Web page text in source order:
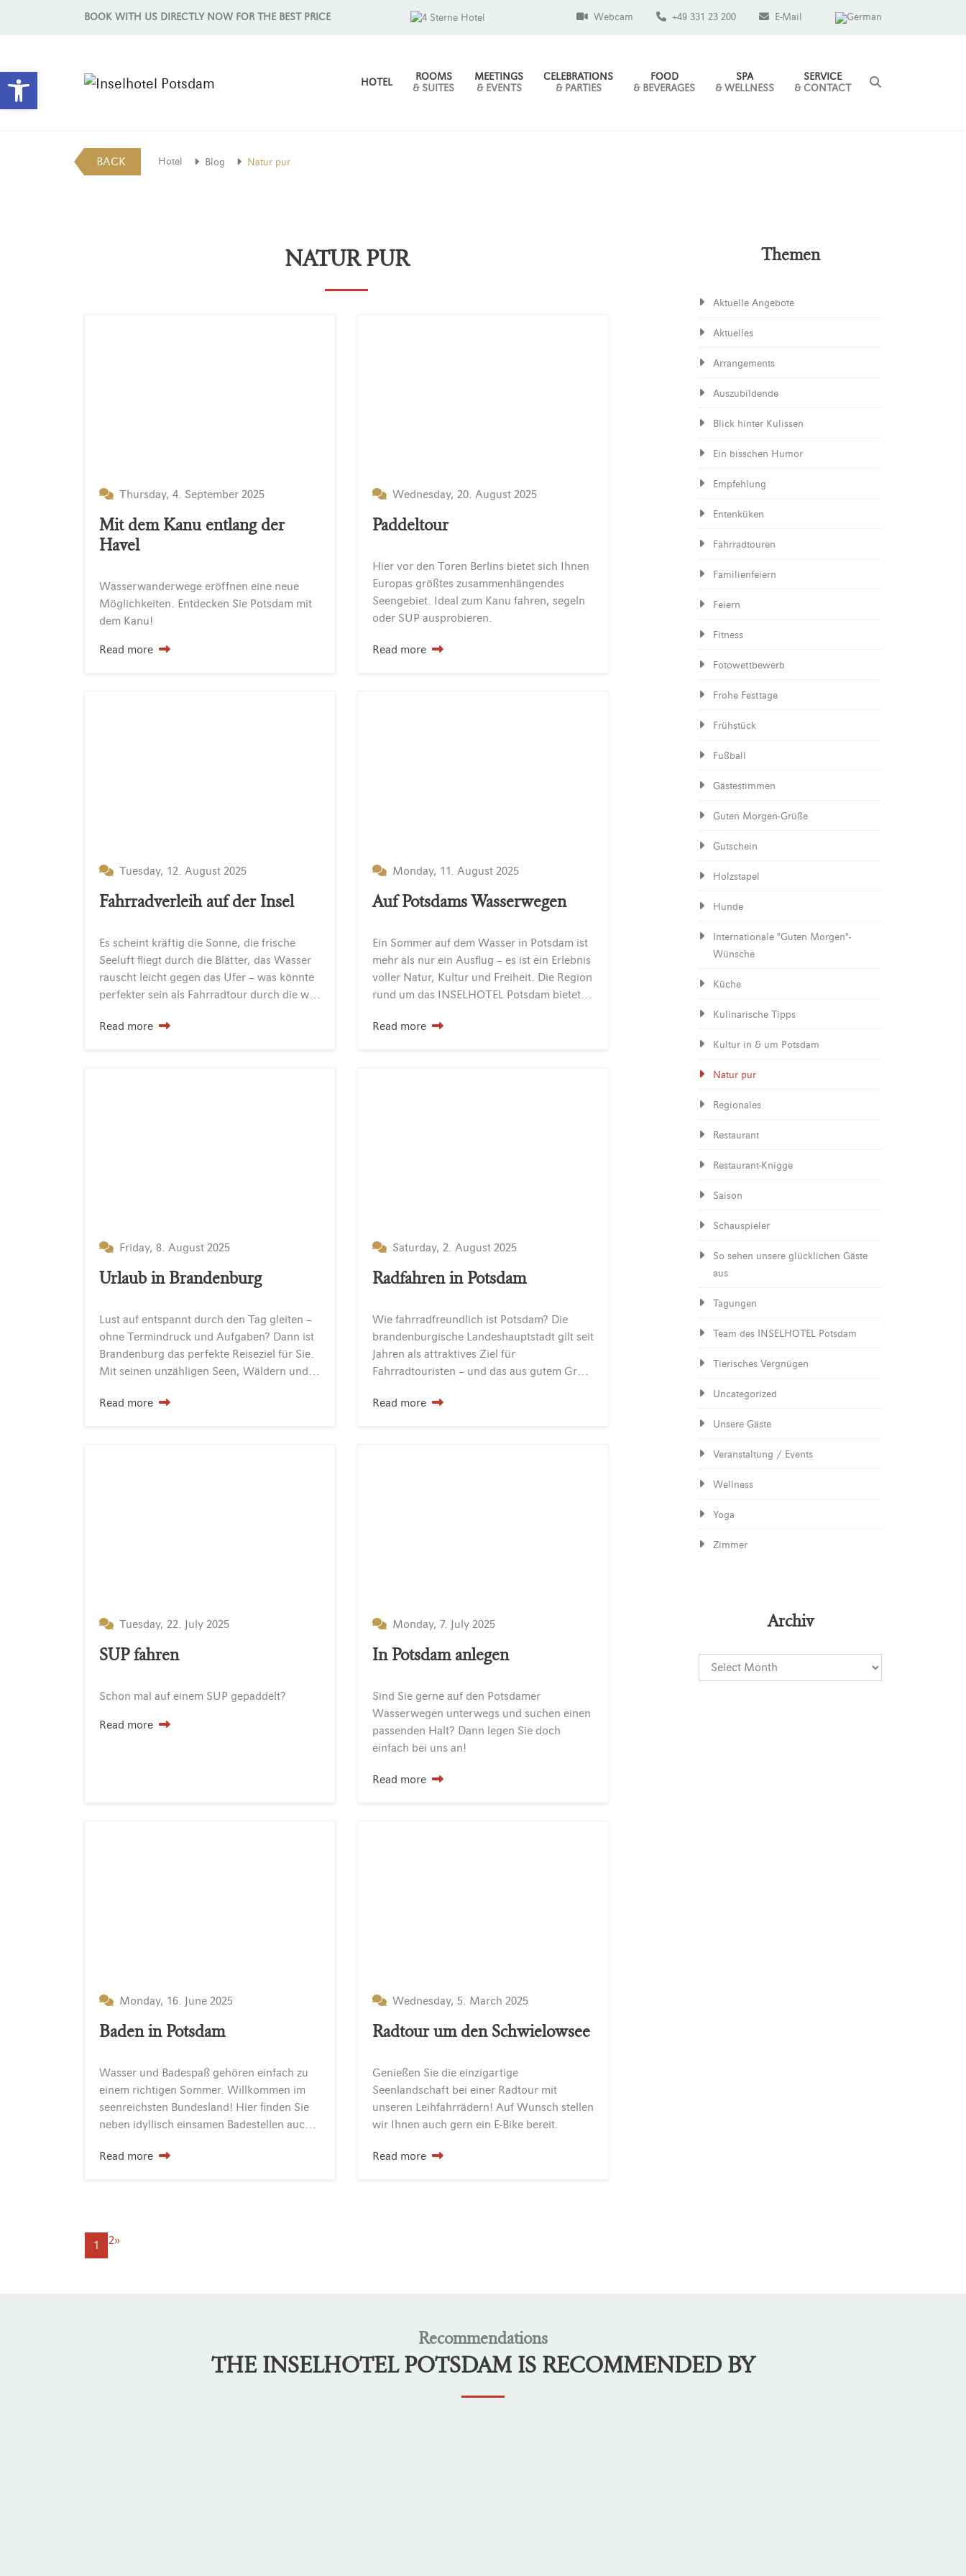
Open toolbar
BOOK WITH US DIRECTLY NOW FOR THE BEST PRICE Webcam +49 331 23 200 E-Mail
HOTEL
ROOMS
& SUITES
MEETINGS
& EVENTS
CELEBRATIONS
& PARTIES
FOOD
& BEVERAGES
SPA
& WELLNESS
SERVICE
& CONTACT
BACK Hotel Blog Natur pur
NATUR PUR
Thursday, 4. September 2025
Mit dem Kanu entlang der
Havel
Wasserwanderwege eröffnen eine neue
Möglichkeiten. Entdecken Sie Potsdam mit
dem Kanu!
Read more
Wednesday, 20. August 2025
Paddeltour
Hier vor den Toren Berlins bietet sich Ihnen
Europas größtes zusammenhängendes
Seengebiet. Ideal zum Kanu fahren, segeln
oder SUP ausprobieren.
Read more
Tuesday, 12. August 2025
Fahrradverleih auf der Insel
Es scheint kräftig die Sonne, die frische
Seeluft fliegt durch die Blätter, das Wasser
rauscht leicht gegen das Ufer – was könnte
perfekter sein als Fahrradtour durch die wunderschöne Natur? Wir sind offiziell mit dem Bett+Bike-Siegel des ADFC ausgezeichnet und…
Read more
Monday, 11. August 2025
Auf Potsdams Wasserwegen
Ein Sommer auf dem Wasser in Potsdam ist
mehr als nur ein Ausflug – es ist ein Erlebnis
voller Natur, Kultur und Freiheit. Die Region
rund um das INSELHOTEL Potsdam bietet eine einzigartige Wasserlandschaft mit über 20 Seen und mehr…
Read more
Friday, 8. August 2025
Urlaub in Brandenburg
Lust auf entspannt durch den Tag gleiten –
ohne Termindruck und Aufgaben? Dann ist
Brandenburg das perfekte Reiseziel für Sie.
Mit seinen unzähligen Seen, Wäldern und charmanten Städten bietet die Region ideale Bedingungen für Naturliebhaber, Aktivurlauber und Erholungssuchende. Aktiv unterwegs:…
Read more
Saturday, 2. August 2025
Radfahren in Potsdam
Wie fahrradfreundlich ist Potsdam? Die
brandenburgische Landeshauptstadt gilt seit
Jahren als attraktives Ziel für
Fahrradtouristen – und das aus gutem Grund: Potsdam bietet ideale Voraussetzungen für entspannte Entdeckungstouren auf zwei Rädern. Ob entlang der Havel, durch historische Parkanlagen oder hinaus…
Read more
Tuesday, 22. July 2025
SUP fahren
Schon mal auf einem SUP gepaddelt?
Read more
Monday, 7. July 2025
In Potsdam anlegen
Sind Sie gerne auf den Potsdamer
Wasserwegen unterwegs und suchen einen
passenden Halt? Dann legen Sie doch
einfach bei uns an!
Read more
Monday, 16. June 2025
Baden in Potsdam
Wasser und Badespaß gehören einfach zu
einem richtigen Sommer. Willkommen im
seenreichsten Bundesland! Hier finden Sie
neben idyllisch einsamen Badestellen auch familienfreundliche Strandbäder.
Read more
Wednesday, 5. March 2025
Radtour um den Schwielowsee
Genießen Sie die einzigartige
Seenlandschaft bei einer Radtour mit
unseren Leihfahrrädern! Auf Wunsch stellen
wir Ihnen auch gern ein E-Bike bereit.
Read more
1 2»
Themen
Aktuelle Angebote
Aktuelles
Arrangements
Auszubildende
Blick hinter Kulissen
Ein bisschen Humor
Empfehlung
Entenküken
Fahrradtouren
Familienfeiern
Feiern
Fitness
Fotowettbewerb
Frohe Festtage
Frühstück
Fußball
Gästestimmen
Guten Morgen-Grüße
Gutschein
Holzstapel
Hunde
Internationale "Guten Morgen"-
Wünsche
Küche
Kulinarische Tipps
Kultur in & um Potsdam
Natur pur
Regionales
Restaurant
Restaurant-Knigge
Saison
Schauspieler
So sehen unsere glücklichen Gäste
aus
Tagungen
Team des INSELHOTEL Potsdam
Tierisches Vergnügen
Uncategorized
Unsere Gäste
Veranstaltung / Events
Wellness
Yoga
Zimmer
Archiv
Recommendations
THE INSELHOTEL POTSDAM IS RECOMMENDED BY